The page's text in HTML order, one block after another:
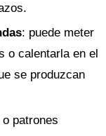
: puede meter
o calentarla en el
se produzcan
patrones